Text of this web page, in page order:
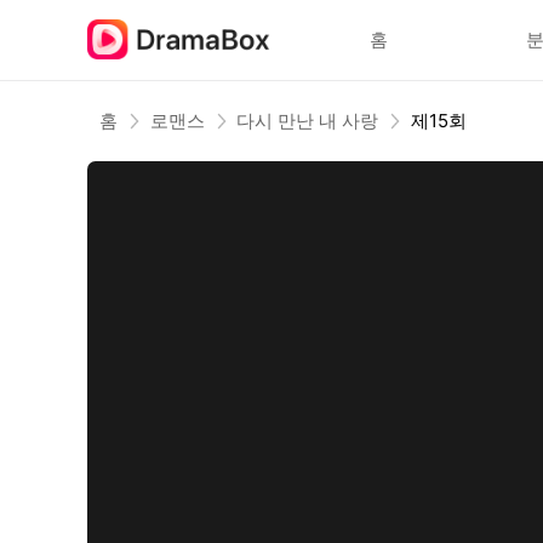
홈
홈 로맨스 다시 만난 내 사랑 제15회